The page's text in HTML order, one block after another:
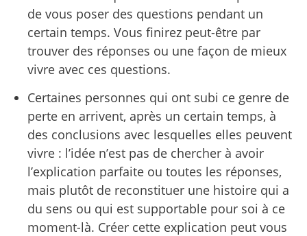
de vous poser des questions pendant un
certain temps. Vous finirez peut-être par
trouver des réponses ou une façon de mieux
vivre avec ces questions.
Certaines personnes qui ont subi ce genre de
perte en arrivent, après un certain temps, à
des conclusions avec lesquelles elles peuvent
vivre : l’idée n’est pas de chercher à avoir
l’explication parfaite ou toutes les réponses,
mais plutôt de reconstituer une histoire qui a
du sens ou qui est supportable pour soi à ce
moment-là. Créer cette explication peut vous